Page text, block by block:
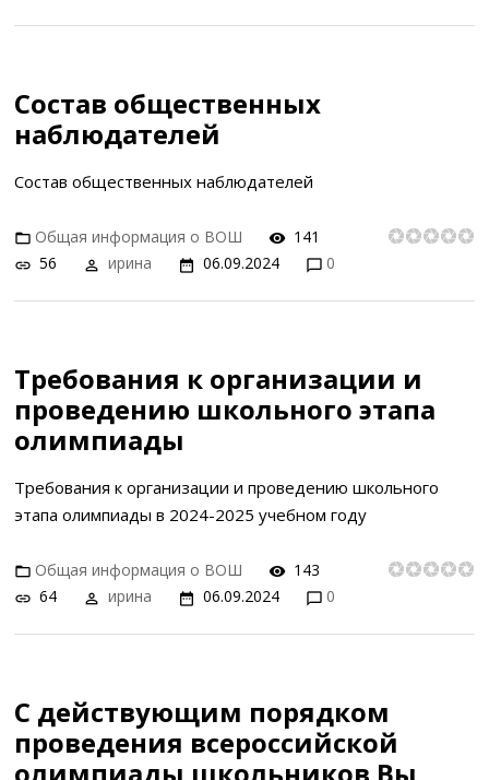
Состав общественных
наблюдателей
Состав общественных наблюдателей
Общая информация о ВОШ
141
56
ирина 06.09.2024 0
Требования к организации и
проведению школьного этапа
олимпиады
Требования к организации и проведению школьного
этапа олимпиады в 2024-2025 учебном году
Общая информация о ВОШ
143
64
ирина 06.09.2024 0
С действующим порядком
проведения всероссийской